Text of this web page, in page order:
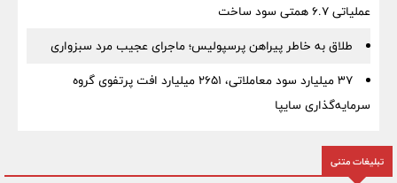
عملیاتی ۶.۷ همتی سود ساخت
طلاق به خاطر پیراهن پرسپولیس؛ ماجرای عجیب مرد سبزواری
۳۷ میلیارد سود معاملاتی، ۲۶۵۱ میلیارد افت پرتفوی گروه
سرمایه‌گذاری سایپا
تبلیغات متنی